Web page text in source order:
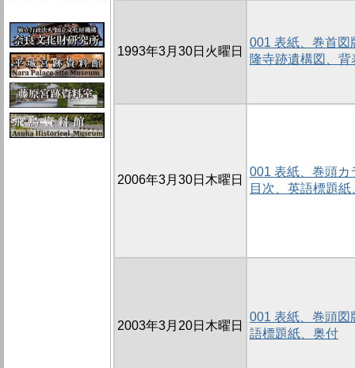
1993年3月30日火曜日
001 表紙、巻首図
隆寺跡遺構図、背
2006年3月30日木曜日
001 表紙、巻頭カ
目次、英語標題紙
2003年3月20日木曜日
001 表紙、巻頭図
語標題紙、奥付